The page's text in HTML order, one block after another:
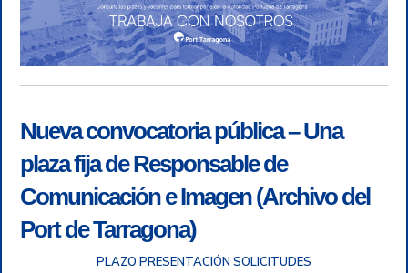
Confianza y seguridad
Nueva convocatoria pública – Una
plaza fija de Responsable de
Comunicación e Imagen (Archivo del
Port de Tarragona)
PLAZO PRESENTACIÓN SOLICITUDES